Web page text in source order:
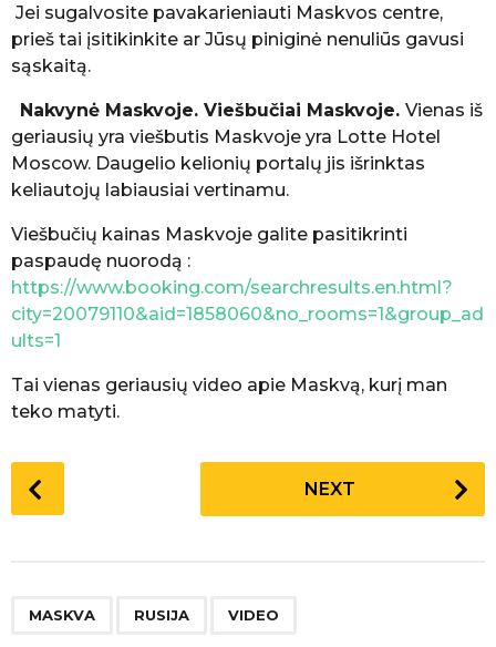
Jei sugalvosite pavakarieniauti Maskvos centre,
prieš tai įsitikinkite ar Jūsų piniginė nenuliūs gavusi
sąskaitą.
Nakvynė Maskvoje. Viešbučiai Maskvoje. Vienas iš
geriausių yra viešbutis Maskvoje yra Lotte Hotel
Moscow. Daugelio kelionių portalų jis išrinktas
keliautojų labiausiai vertinamu.
Viešbučių kainas Maskvoje galite pasitikrinti
paspaudę nuorodą :
https://www.booking.com/searchresults.en.html?
city=20079110&aid=1858060&no_rooms=1&group_ad
ults=1
Tai vienas geriausių video apie Maskvą, kurį man
teko matyti.
o
NEXT
MASKVA RUSIJA VIDEO